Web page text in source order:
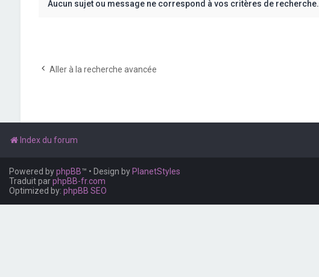
Aucun sujet ou message ne correspond à vos critères de recherche.
Aller à la recherche avancée
Index du forum
Powered byphpBB™ • Design by PlanetStyles
Traduit parphpBB-fr.com
Optimized by: phpBB SEO